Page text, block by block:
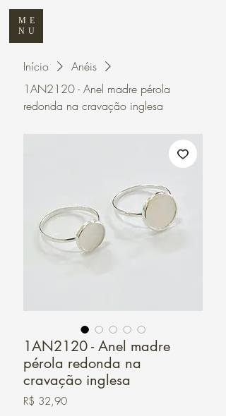
ME
NU
Início
Anéis
1AN2120 - Anel madre pérola
redonda na cravação inglesa
1AN2120 - Anel madre
pérola redonda na
cravação inglesa
R$ 32,90Preço